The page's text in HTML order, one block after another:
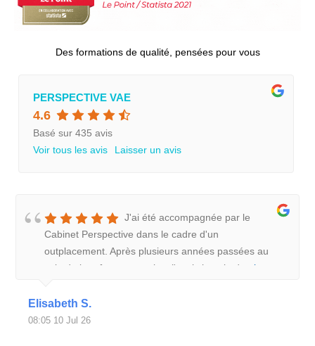
Des formations de qualité, pensées pour vous
PERSPECTIVE VAE
4.6
Basé sur 435 avis
Voir tous les avis
Laisser un avis
J'ai été accompagnée par le
Cabinet Perspective dans le cadre d'un
outplacement. Après plusieurs années passées au
sein de la même entreprise, j'avais besoin de
plus
Elisabeth S.
08:05 10 Jul 26